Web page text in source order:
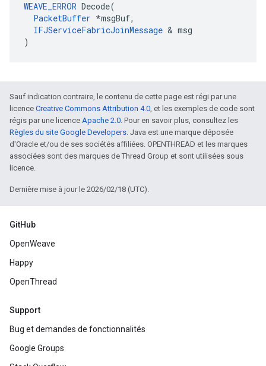
WEAVE_ERROR Decode(
PacketBuffer *msgBuf,
IFJServiceFabricJoinMessage & msg
)
Sauf indication contraire, le contenu de cette page est régi par une
licence Creative Commons Attribution 4.0, et les exemples de code sont
régis par une licence Apache 2.0. Pour en savoir plus, consultez les
Règles du site Google Developers. Java est une marque déposée
d'Oracle et/ou de ses sociétés affiliées. OPENTHREAD et les marques
associées sont des marques de Thread Group et sont utilisées sous
licence.
Dernière mise à jour le 2026/02/18 (UTC).
GitHub
OpenWeave
Happy
OpenThread
Support
Bug et demandes de fonctionnalités
Google Groups